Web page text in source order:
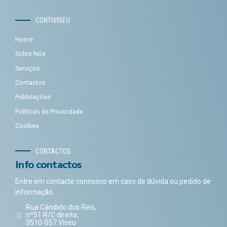
CONTIVISEU
Home
Sobre Nós
Serviços
Contactos
Publicações
Políticas de Privacidade
Cookies
CONTACTOS
Info contactos
Entre em contacto connosco em caso de dúvida ou pedido de
informação.
Rua Cândido dos Reis,
nº51 R/C direito,
3510-057 Viseu